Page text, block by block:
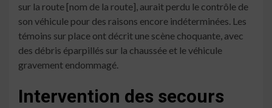
sur la route [nom de la route], aurait perdu le contrôle de
son véhicule pour des raisons encore indéterminées. Les
témoins sur place ont décrit une scène choquante, avec
des débris éparpillés sur la chaussée et le véhicule
gravement endommagé.
Intervention des secours